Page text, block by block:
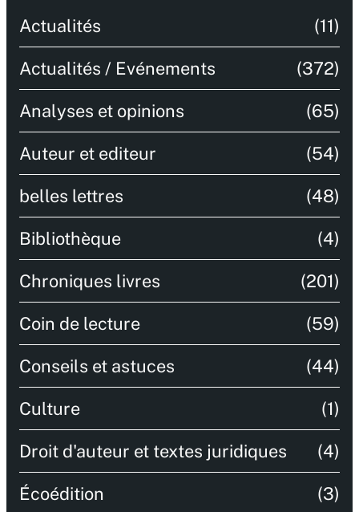
Actualités (11)
Actualités / Evénements (372)
Analyses et opinions (65)
Auteur et editeur (54)
belles lettres (48)
Bibliothèque (4)
Chroniques livres (201)
Coin de lecture (59)
Conseils et astuces (44)
Culture (1)
Droit d'auteur et textes juridiques (4)
Écoédition (3)